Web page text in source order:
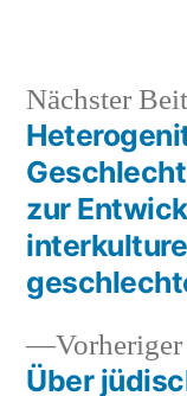
Über
Nächster
zur